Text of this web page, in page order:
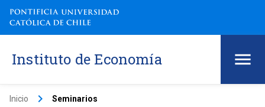
Instituto de Economía
Inicio keyboard_arrow_right Seminarios